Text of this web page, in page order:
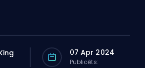
07 Apr 2024
Publicēts: